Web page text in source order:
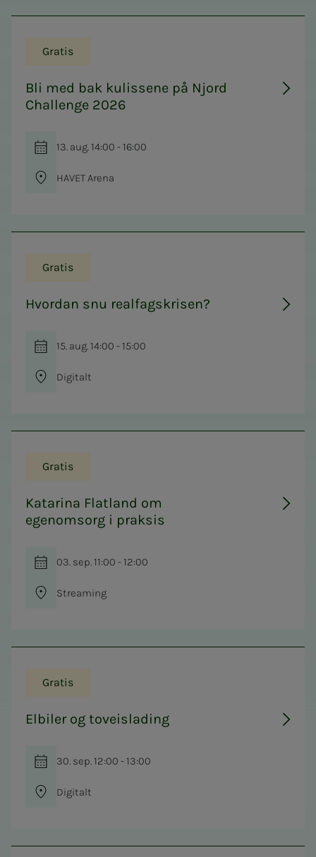
Gratis
Bli med bak kulissene på Njord
Challenge 2026
13. aug. 14:00 - 16:00
HAVET Arena
Gratis
Hvordan snu realfagskrisen?
15. aug. 14:00 - 15:00
Digitalt
Gratis
Katarina Flatland om
egenomsorg i praksis
03. sep. 11:00 - 12:00
Streaming
Gratis
Elbiler og toveislading
30. sep. 12:00 - 13:00
Digitalt